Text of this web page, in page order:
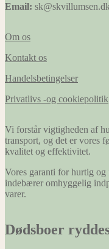
Email:
Om os
Kontakt os
Handelsbetingelser
Privatlivs -og cookiepolitik
Vi forstår vigtigheden af
transport, og det er vores
kvalitet og effektivitet.
Vores garanti for hurtig
indebærer omhyggelig
varer.
Dødsboer